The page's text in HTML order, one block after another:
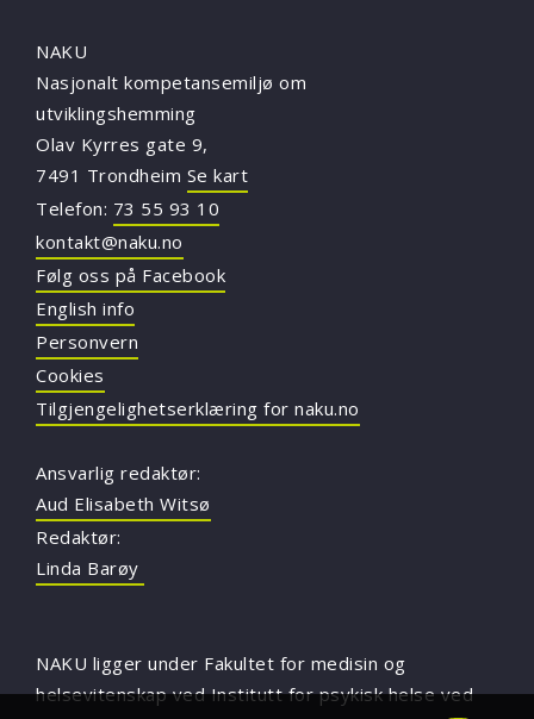
NAKU
Nasjonalt kompetansemiljø om
utviklingshemming
Olav Kyrres gate 9,
7491 Trondheim Se kart
Telefon: 73 55 93 10
kontakt@naku.no
Følg oss på Facebook
English info
Personvern
Cookies
Tilgjengelighetserklæring for naku.no
Ansvarlig redaktør:
Aud Elisabeth Witsø
Redaktør:
Linda Barøy
NAKU ligger under Fakultet for medisin og
helsevitenskap ved Institutt for psykisk helse ved